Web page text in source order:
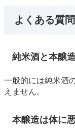
よくある質問
純米酒と本醸
一般的には純米酒
えません。
本醸造は体に